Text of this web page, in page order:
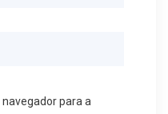
para a